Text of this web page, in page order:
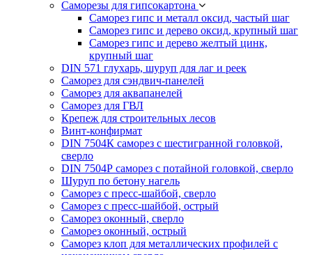
Саморезы для гипсокартона
Саморез гипс и металл оксид, частый шаг
Саморез гипс и дерево оксид, крупный шаг
Саморез гипс и дерево желтый цинк,
крупный шаг
DIN 571 глухарь, шуруп для лаг и реек
Саморез для сэндвич-панелей
Саморез для аквапанелей
Саморез для ГВЛ
Крепеж для строительных лесов
Винт-конфирмат
DIN 7504К саморез с шестигранной головкой,
сверло
DIN 7504Р саморез с потайной головкой, сверло
Шуруп по бетону нагель
Саморез с пресс-шайбой, сверло
Саморез с пресс-шайбой, острый
Саморез оконный, сверло
Саморез оконный, острый
Саморез клоп для металлических профилей с